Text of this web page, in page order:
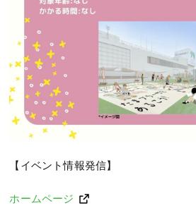
【イベント情報発信】
ホームページ